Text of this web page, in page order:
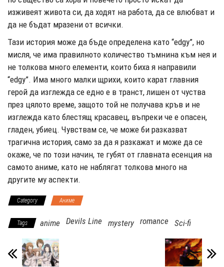
изживеят живота си, да ходят на работа, да се влюбват и
да не бъдат мразени от всички.
Тази история може да бъде определена като “edgy”, но
мисля, че има правилното количество тъмнина към нея и
не толкова много елементи, които биха я направили
“edgy”. Има много малки щрихи, които карат главния
герой да изглежда се едно е в транст, лишен от чуства
през цялото време, защото той не получава кръв и не
изглежда като блестящ красавец, въпреки че е опасен,
гладен, убиец. Чувствам се, че може би разказват
трагична история, само за да я разкажат и може да се
окаже, че по този начин, те губят от главната есенция на
самото аниме, като не наблягат толкова много на
другите му аспекти.
Category Аниме
Tags anime Devils Line mystery romance Sci-fi